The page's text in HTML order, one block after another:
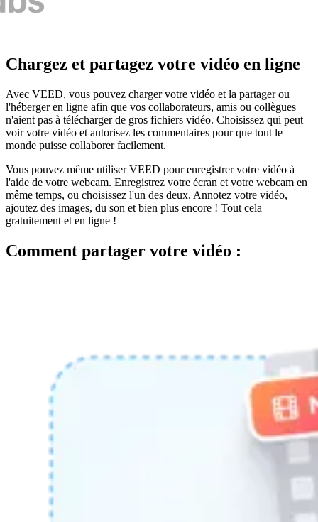
Chargez et partagez votre vidéo en ligne
Avec VEED, vous pouvez charger votre vidéo et la partager ou
l'héberger en ligne afin que vos collaborateurs, amis ou collègues
n'aient pas à télécharger de gros fichiers vidéo. Choisissez qui peut
voir votre vidéo et autorisez les commentaires pour que tout le
monde puisse collaborer facilement.
Vous pouvez même utiliser VEED pour enregistrer votre vidéo à
l'aide de votre webcam. Enregistrez votre écran et votre webcam en
même temps, ou choisissez l'un des deux. Annotez votre vidéo,
ajoutez des images, du son et bien plus encore ! Tout cela
gratuitement et en ligne !
Comment partager votre vidéo :